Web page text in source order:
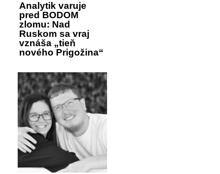
Analytik varuje
pred BODOM
zlomu: Nad
Ruskom sa vraj
vznáša „tieň
nového Prigožina“